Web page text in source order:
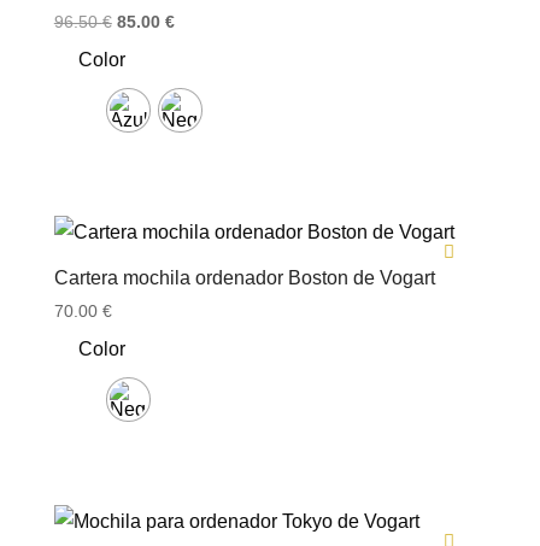
96.50€ El
era:
96.50 €.
85.00 €El
es:
85.00 €.
Color
Cartera mochila ordenador Boston de Vogart
70.00 €
Color